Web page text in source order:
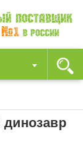
поставщик
№1 в России